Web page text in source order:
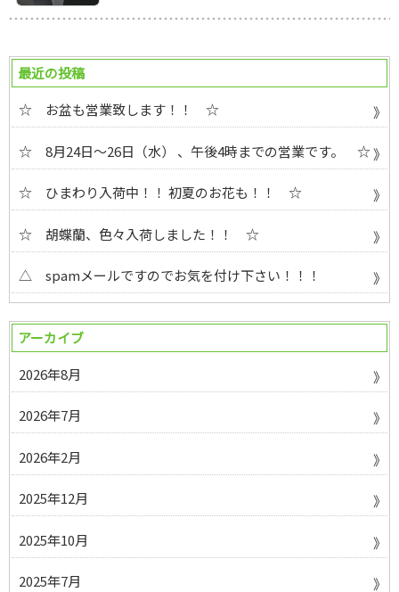
最近の投稿
☆ お盆も営業致します！！ ☆
☆ 8月24日～26日（水） 、午後4時までの営業です。 ☆
☆ ひまわり入荷中！！ 初夏のお花も！！ ☆
☆ 胡蝶蘭、色々入荷しました！！ ☆
△ spamメールですのでお気を付け下さい！！！
アーカイブ
2026年8月
2026年7月
2026年2月
2025年12月
2025年10月
2025年7月